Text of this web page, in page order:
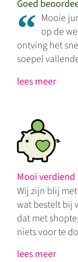
Goed
“ Mooie
op de
ontving het
soepel
lees meer
Mooi verdiend
Wij zijn blij
wat bestelt bij
dat met
niets voor te
lees meer